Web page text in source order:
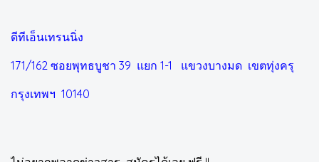
ดีทีเอ็นเทรนนิ่ง
171/162 ซอยพุทธบูชา 39 แยก 1-1 แขวงบางมด เขตทุ่งครุ
กรุงเทพฯ 10140